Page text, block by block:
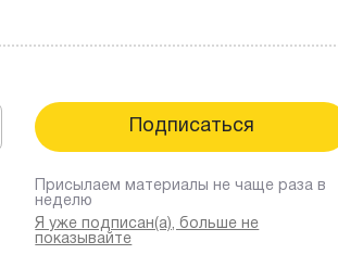
Присылаем материалы не чаще раза в
неделю
Я уже подписан(а), больше не
показывайте